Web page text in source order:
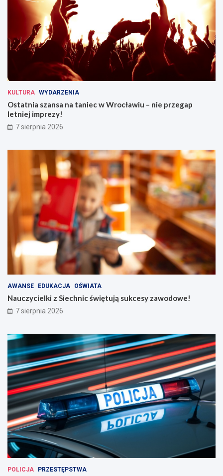
KULTURA WYDARZENIA
Ostatnia szansa na taniec w Wrocławiu – nie przegap
letniej imprezy!
7 sierpnia 2026
AWANSE EDUKACJA OŚWIATA
Nauczycielki z Siechnic świętują sukcesy zawodowe!
7 sierpnia 2026
POLICJA PRZESTĘPSTWA